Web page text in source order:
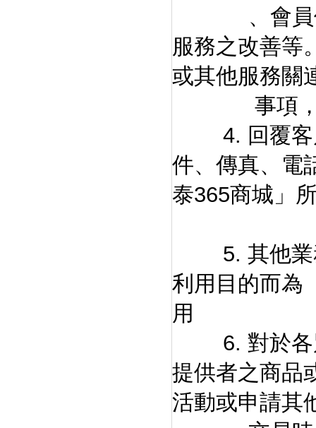
、會員使
服務之改善等
或其他服務關
事項，與
4. 回覆客戶
件、傳真、電
泰365商城」
5. 其他業務
利用目的而為
用
6. 對於各別
提供者之商品
活動或申請其